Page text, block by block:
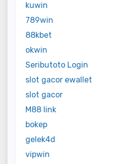
kuwin
789win
88kbet
okwin
Seributoto Login
slot gacor ewallet
slot gacor
M88 link
bokep
gelek4d
vipwin